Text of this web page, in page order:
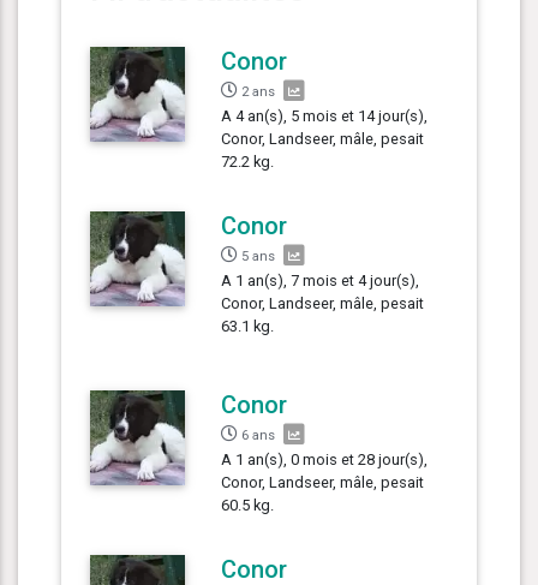
Conor
2 ans
A 4 an(s), 5 mois et 14 jour(s),
Conor, Landseer, mâle, pesait
72.2 kg.
Conor
5 ans
A 1 an(s), 7 mois et 4 jour(s),
Conor, Landseer, mâle, pesait
63.1 kg.
Conor
6 ans
A 1 an(s), 0 mois et 28 jour(s),
Conor, Landseer, mâle, pesait
60.5 kg.
Conor